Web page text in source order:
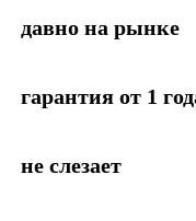
давно на рынке
гарантия от 1
не слезает